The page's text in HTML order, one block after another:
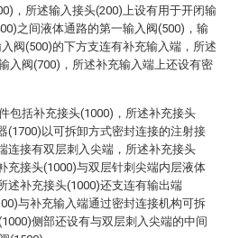
，所述输入接头(200)上设有用于开闭输
之间液体通路的第一输入阀(500)，输
阀(500)的下方支连有补充输入端，所述
入阀(700)，所述补充输入端上还设有密
包括补充接头(1000)，所述补充接头
(1700)以可拆卸方式密封连接的注射接
连接有双层刺入尖端，所述补充接头
充接头(1000)与双层针刺尖端内层液体
述补充接头(1000)还支连有输出端
与补充输入端通过密封连接机构可拆
侧部还设有与双层刺入尖端的中间